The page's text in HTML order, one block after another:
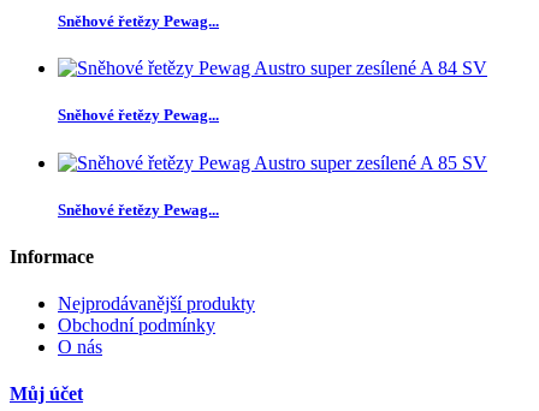
Sněhové řetězy Pewag...
Sněhové řetězy Pewag...
Sněhové řetězy Pewag...
Informace
Nejprodávanější produkty
Obchodní podmínky
O nás
Můj účet